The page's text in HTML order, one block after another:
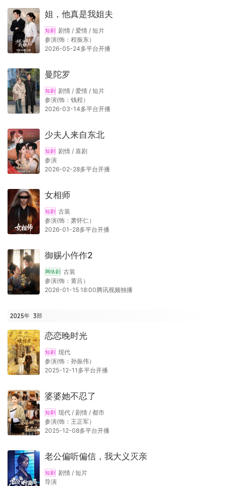
姐，他真是我姐夫
短剧 剧情 / 爱情 / 短片
参演(饰：程振东）
2026-05-24多平台开播
曼陀罗
短剧 剧情 / 爱情 / 短片
参演(饰：钱程）
2026-03-14多平台开播
少夫人来自东北
短剧 剧情 / 喜剧
参演
2026-02-28多平台开播
女相师
短剧 古装
参演(饰：萧怀仁）
2026-01-28多平台开播
御赐小仵作2
网络剧 古装
参演(饰：黄吕）
2026-01-15 18:00腾讯视频独播
2025年 3部
恋恋晚时光
短剧 现代
参演(饰：孙振伟）
2025-12-11多平台开播
婆婆她不忍了
短剧 现代 / 剧情 / 都市
参演(饰：王正军）
2025-12-08多平台开播
老公偏听偏信，我大义灭亲
短剧 剧情 / 短片
导演